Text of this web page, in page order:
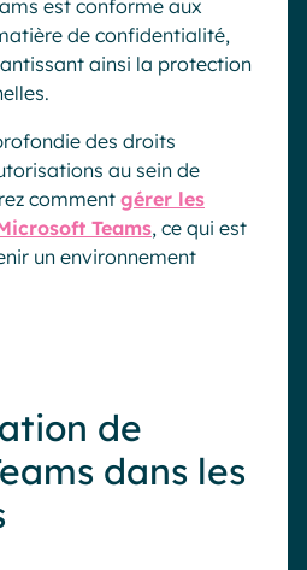
est conforme aux
de confidentialité,
ainsi la protection
des droits
au sein de
commentgérer les
Teams, ce qui est
un environnement
de
dans les